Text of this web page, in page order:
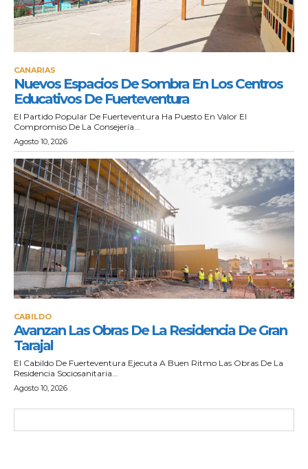
CANARIAS
Nuevos Espacios De Sombra En Los Centros
Educativos De Fuerteventura
El Partido Popular De Fuerteventura Ha Puesto En Valor El
Compromiso De La Consejería...
Agosto 10, 2026
CABILDO
Avanzan Las Obras De La Residencia De Gran
Tarajal
El Cabildo De Fuerteventura Ejecuta A Buen Ritmo Las Obras De La
Residencia Sociosanitaria...
Agosto 10, 2026